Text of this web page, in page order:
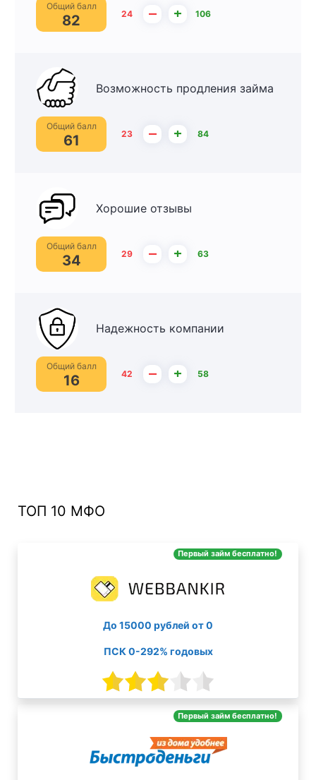
Общий балл
82 24 – + 106
Возможность продления займа
Общий балл
61 23 – + 84
Хорошие отзывы
Общий балл
34 29 – + 63
Надежность компании
Общий балл
16 42 – + 58
ТОП 10 МФО
Первый займ бесплатно!
До 15000 рублей от 0
ПСК 0-292% годовых
Первый займ бесплатно!